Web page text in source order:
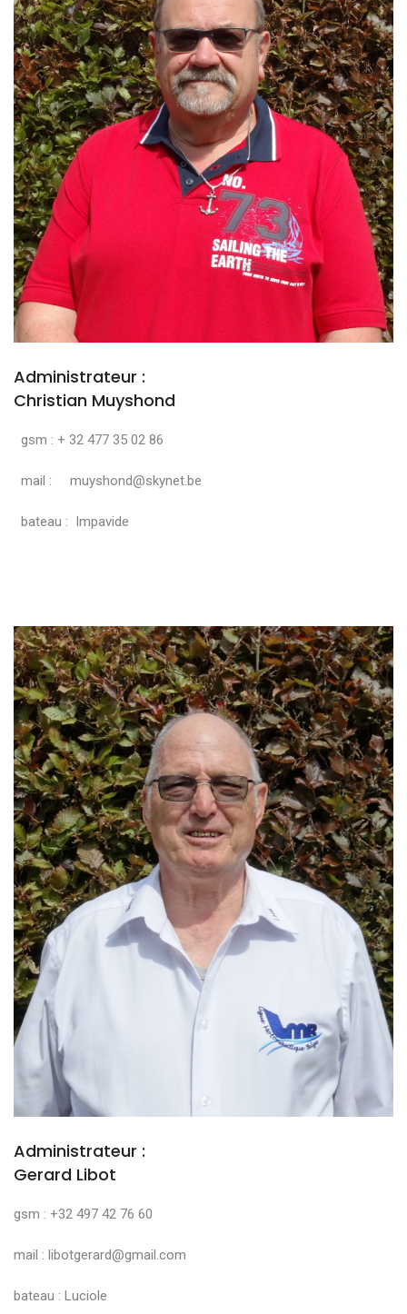
Administrateur :
Christian Muyshond
gsm : + 32 477 35 02 86
mail : muyshond@skynet.be
bateau : Impavide
Administrateur :
Gerard Libot
gsm : +32 497 42 76 60
mail : libotgerard@gmail.com
bateau : Luciole